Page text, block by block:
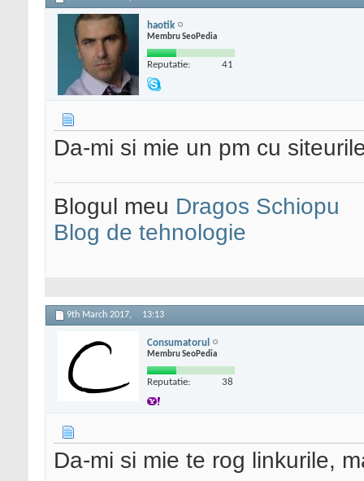
haotik
Membru SeoPedia
Reputatie: 41
Da-mi si mie un pm cu
Blogul meu Dragos Schiopu
Blog de tehnologie
9th March 2017, 13:13
Consumatorul
Membru SeoPedia
Reputatie: 38
Da-mi si mie te rog linkurile,